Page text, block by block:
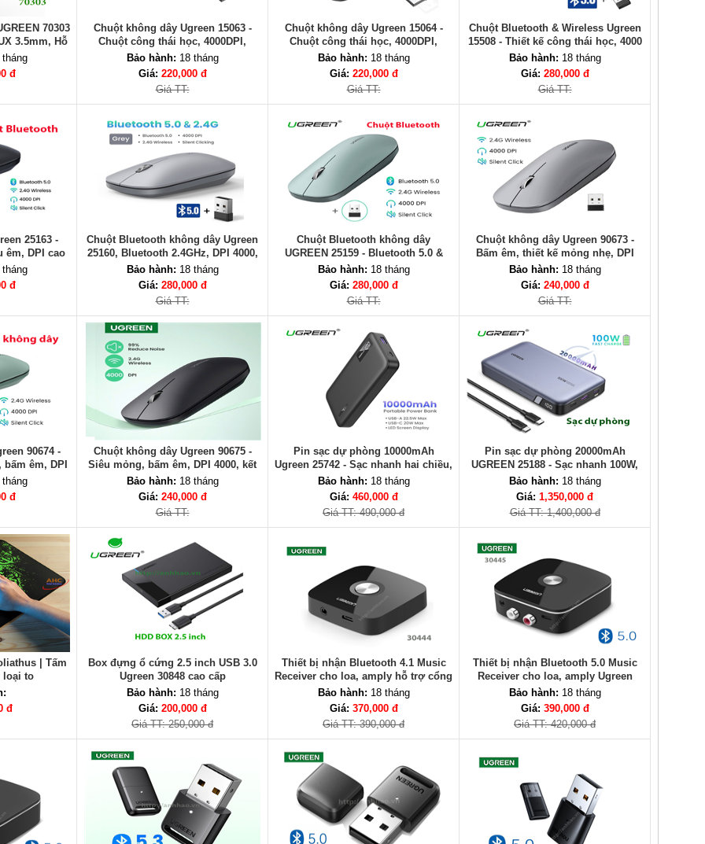
70303
3.5mm, Hỗ
giờ
tháng
đ
Chuột không dây Ugreen 15063 -
Chuột công thái học, 4000DPI,
Silent Click
Bảo hành: 18 tháng
Giá: 220,000 đ
Giá TT:
Chuột không dây Ugreen 15064 -
Chuột công thái học, 4000DPI,
Silent Click
Bảo hành: 18 tháng
Giá: 220,000 đ
Giá TT:
Chuột Bluetooth & Wireless Ugreen
15508 - Thiết kế công thái học, 4000
DPI
Bảo hành: 18 tháng
Giá: 280,000 đ
Giá TT:
25163 -
êm, DPI cao
tháng
đ
Chuột Bluetooth không dây Ugreen
25160, Bluetooth 2.4GHz, DPI 4000,
Khoảng cách 10m
Bảo hành: 18 tháng
Giá: 280,000 đ
Giá TT:
Chuột Bluetooth không dây
UGREEN 25159 - Bluetooth 5.0 &
2.4G, Siêu mỏng, 4000 DPI, Click im
lặng
Bảo hành: 18 tháng
Giá: 280,000 đ
Giá TT:
Chuột không dây Ugreen 90673 -
Bấm êm, thiết kế mỏng nhẹ, DPI
4000, kết nối 2.4GHz
Bảo hành: 18 tháng
Giá: 240,000 đ
Giá TT:
90674 -
êm, DPI
tháng
đ
Chuột không dây Ugreen 90675 -
Siêu mỏng, bấm êm, DPI 4000, kết
nối 2.4GHz
Bảo hành: 18 tháng
Giá: 240,000 đ
Giá TT:
Pin sạc dự phòng 10000mAh
Ugreen 25742 - Sạc nhanh hai chiều,
nhỏ gọn, an toàn
Bảo hành: 18 tháng
Giá: 460,000 đ
Giá TT: 490,000 đ
Pin sạc dự phòng 20000mAh
UGREEN 25188 - Sạc nhanh 100W,
PD 3.1, 3 cổng USB
Bảo hành: 18 tháng
Giá: 1,350,000 đ
Giá TT: 1,400,000 đ
| Tấm
loại to
đ
Box đựng ổ cứng 2.5 inch USB 3.0
Ugreen 30848 cao cấp
Bảo hành: 18 tháng
Giá: 200,000 đ
Giá TT: 250,000 đ
Thiết bị nhận Bluetooth 4.1 Music
Receiver cho loa, amply hỗ trợ cổng
3,5mm Ugreen 30444 chính hãng
Bảo hành: 18 tháng
Giá: 370,000 đ
Giá TT: 390,000 đ
Thiết bị nhận Bluetooth 5.0 Music
Receiver cho loa, amply Ugreen
30445 chính hãng
Bảo hành: 18 tháng
Giá: 390,000 đ
Giá TT: 420,000 đ